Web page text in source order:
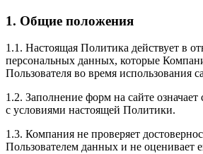
1. Общие положения
1.1. Настоящая Политика действует в
персональных данных, которые
Пользователя во время использования
1.2. Заполнение форм на сайте означает
с условиями настоящей Политики.
1.3. Компания не проверяет
Пользователем данных и не оценивает